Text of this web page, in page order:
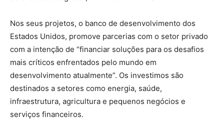
Nos seus projetos, o banco de desenvolvimento dos
Estados Unidos, promove parcerias com o setor privado
com a intenção de “financiar soluções para os desafios
mais críticos enfrentados pelo mundo em
desenvolvimento atualmente”. Os investimos são
destinados a setores como energia, saúde,
infraestrutura, agricultura e pequenos negócios e
serviços financeiros.